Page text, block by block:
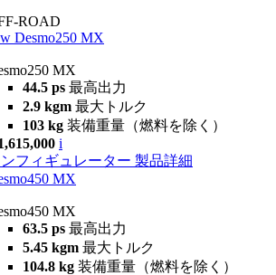
ROAD
Desmo250 MX
MX
44.5 ps 最高出力
2.9 kgm 最大トルク
103 kg 装備重量（燃料を除く）
i
フィギュレーター 製品詳細
MX
MX
63.5 ps 最高出力
5.45 kgm 最大トルク
104.8 kg 装備重量（燃料を除く）